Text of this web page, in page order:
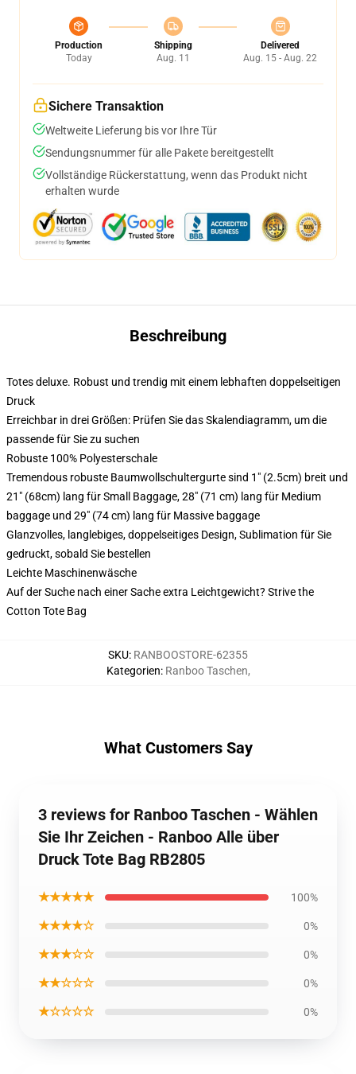
Production
Today
Shipping
Aug. 11
Delivered
Aug. 15 - Aug. 22
Sichere Transaktion
Weltweite Lieferung bis vor Ihre Tür
Sendungsnummer für alle Pakete bereitgestellt
Vollständige Rückerstattung, wenn das Produkt nicht
erhalten wurde
Beschreibung
Totes deluxe. Robust und trendig mit einem lebhaften doppelseitigen
Druck
Erreichbar in drei Größen: Prüfen Sie das Skalendiagramm, um die
passende für Sie zu suchen
Robuste 100% Polyesterschale
Tremendous robuste Baumwollschultergurte sind 1" (2.5cm) breit und
21" (68cm) lang für Small Baggage, 28" (71 cm) lang für Medium
baggage und 29" (74 cm) lang für Massive baggage
Glanzvolles, langlebiges, doppelseitiges Design, Sublimation für Sie
gedruckt, sobald Sie bestellen
Leichte Maschinenwäsche
Auf der Suche nach einer Sache extra Leichtgewicht? Strive the
Cotton Tote Bag
SKU: RANBOOSTORE-62355
Kategorien: Ranboo Taschen,
What Customers Say
3 reviews for Ranboo Taschen - Wählen
Sie Ihr Zeichen - Ranboo Alle über
Druck Tote Bag RB2805
★★★★★ 100%
★★★★☆ 0%
★★★☆☆ 0%
★★☆☆☆ 0%
★☆☆☆☆ 0%